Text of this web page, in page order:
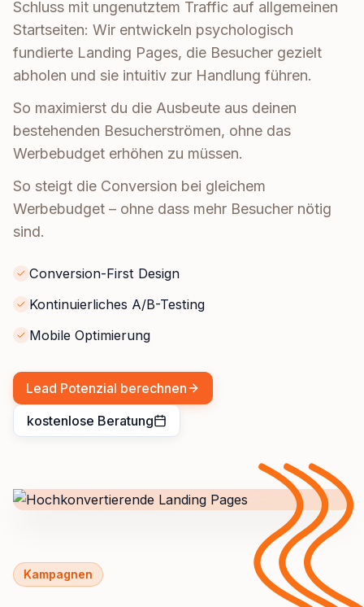
Schluss mit ungenutztem Traffic auf allgemeinen
Startseiten: Wir entwickeln psychologisch
fundierte Landing Pages, die Besucher gezielt
abholen und sie intuitiv zur Handlung führen.
So maximierst du die Ausbeute aus deinen
bestehenden Besucherströmen, ohne das
Werbebudget erhöhen zu müssen.
So steigt die Conversion bei gleichem
Werbebudget – ohne dass mehr Besucher nötig
sind.
Conversion-First Design
Kontinuierliches A/B-Testing
Mobile Optimierung
Lead Potenzial berechnen
kostenlose Beratung
Kampagnen